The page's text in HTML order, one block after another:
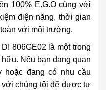
100% E.G.O cùng với
điện năng, thời gian
với môi trường.
806GE02 là một trong
Nếu bạn đang quan
hoặc đang có nhu cầu
với chúng tôi để được tư